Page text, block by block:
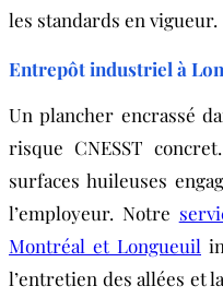
les standards en vigueur.
Entrepôt industriel à
Un plancher encrassé
risque CNESST
surfaces huileuses
l’employeur. Notre
Montréal et Longueuil
l’entretien des allées et